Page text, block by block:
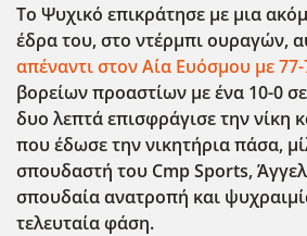
Το Ψυχικό επικράτησε με μια
έδρα του, στο ντέρμπι ουραγών,
απέναντι στον Αία Ευόσμου με
βορείων προαστίων με ένα 10-0
δυο λεπτά επισφράγισε την νίκη
που έδωσε την νικητήρια πάσα,
σπουδαστή του CmpSports,
σπουδαία ανατροπή και
τελευταία φάση.